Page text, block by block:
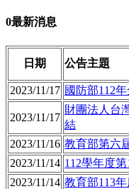
0最新消息
日期 公告主題
2023/11/17 國防部112
2023/11/17
財團法人台
結
2023/11/16 教育部第六
2023/11/14 112學年度
2023/11/14 教育部113